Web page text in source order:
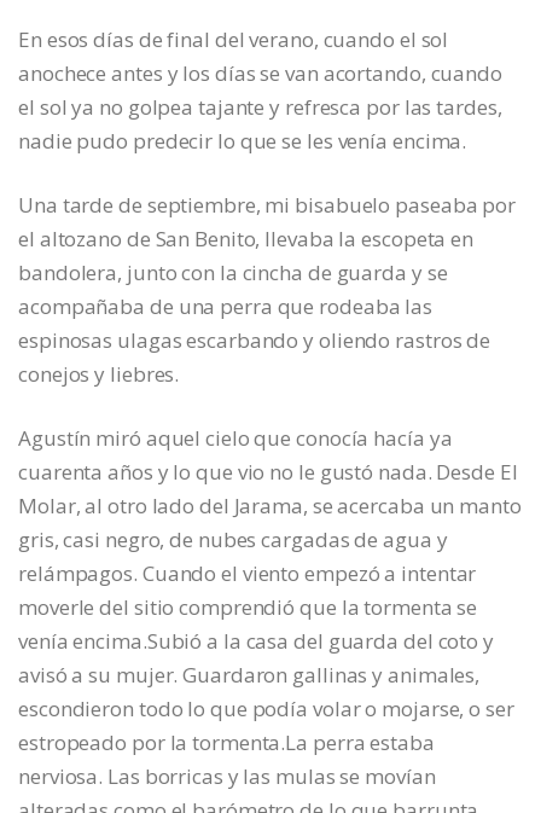
En esos días de final del verano, cuando el sol
anochece antes y los días se van acortando, cuando
el sol ya no golpea tajante y refresca por las tardes,
nadie pudo predecir lo que se les venía encima.
Una tarde de septiembre, mi bisabuelo paseaba por
el altozano de San Benito, llevaba la escopeta en
bandolera, junto con la cincha de guarda y se
acompañaba de una perra que rodeaba las
espinosas ulagas escarbando y oliendo rastros de
conejos y liebres.
Agustín miró aquel cielo que conocía hacía ya
cuarenta años y lo que vio no le gustó nada. Desde El
Molar, al otro lado del Jarama, se acercaba un manto
gris, casi negro, de nubes cargadas de agua y
relámpagos. Cuando el viento empezó a intentar
moverle del sitio comprendió que la tormenta se
venía encima.Subió a la casa del guarda del coto y
avisó a su mujer. Guardaron gallinas y animales,
escondieron todo lo que podía volar o mojarse, o ser
estropeado por la tormenta.La perra estaba
nerviosa. Las borricas y las mulas se movían